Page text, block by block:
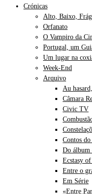
Crónicas
Alto, Baixo,
Orfanato
O Vampiro da
Portugal, um
Um lugar na
Week-End
Arquivo
Au
Câmara
Civic TV
Contos
Do álbum
Ecstasy
Entre o
Em Série
«Entre